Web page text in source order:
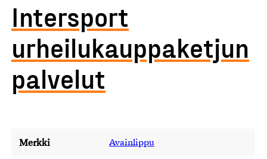
Intersport
urheilukauppaketjun
palvelut
Merkki Avainlippu